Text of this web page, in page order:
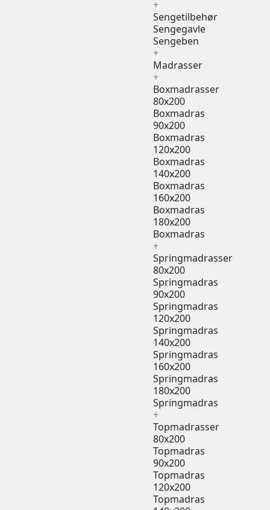
+
Sengetilbehør
Sengegavle
Sengeben
+
Madrasser
+
Boxmadrasser
80x200
Boxmadras
90x200
Boxmadras
120x200
Boxmadras
140x200
Boxmadras
160x200
Boxmadras
180x200
Boxmadras
+
Springmadrasser
80x200
Springmadras
90x200
Springmadras
120x200
Springmadras
140x200
Springmadras
160x200
Springmadras
180x200
Springmadras
+
Topmadrasser
80x200
Topmadras
90x200
Topmadras
120x200
Topmadras